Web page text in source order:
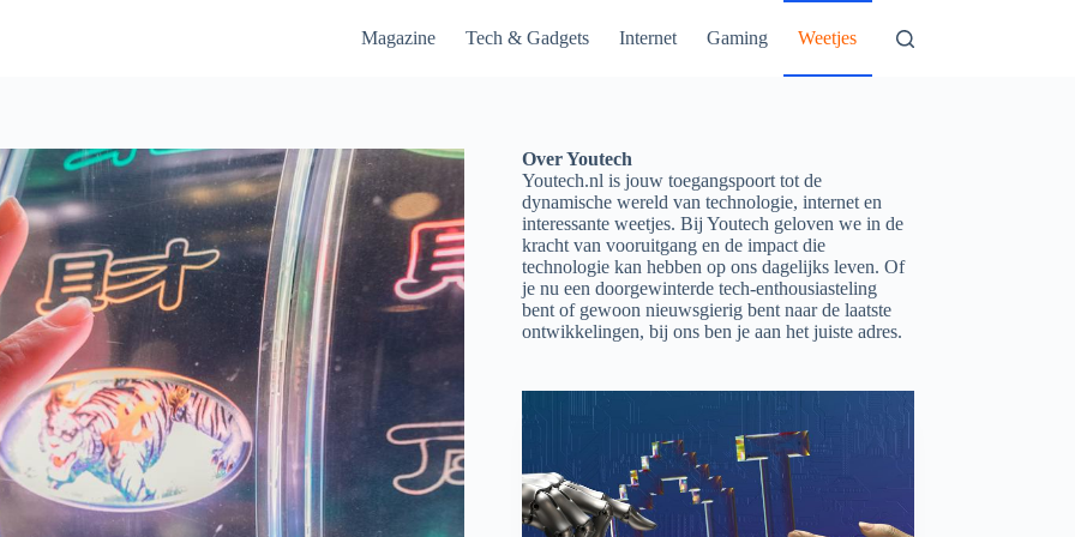
Magazine Tech & Gadgets Internet Gaming Weetjes
Over Youtech
Youtech.nl is jouw toegangspoort tot de
dynamische wereld van technologie, internet en
interessante weetjes. Bij Youtech geloven we in de
kracht van vooruitgang en de impact die
technologie kan hebben op ons dagelijks leven. Of
je nu een doorgewinterde tech-enthousiasteling
bent of gewoon nieuwsgierig bent naar de laatste
ontwikkelingen, bij ons ben je aan het juiste adres.